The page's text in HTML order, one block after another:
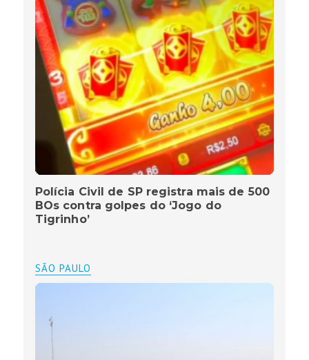
Polícia Civil de SP registra mais de 500
BOs contra golpes do ‘Jogo do
Tigrinho’
SÃO PAULO